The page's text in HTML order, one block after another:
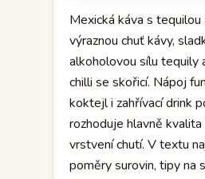
Mexická káva s
výraznou chuť kávy,
alkoholovou sílu tequily
chilli se skořicí. Nápoj
koktejl i zahřívací drink
rozhoduje hlavně
vrstvení chutí. V textu
poměry surovin, tipy na